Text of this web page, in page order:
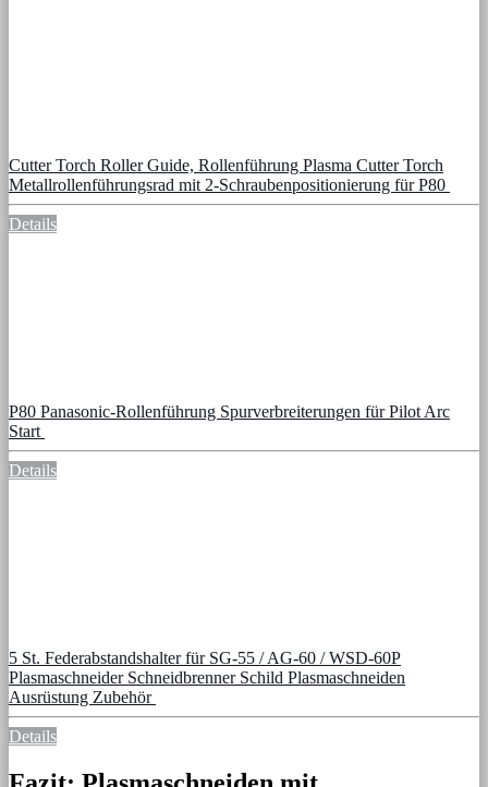
Cutter Torch Roller Guide, Rollenführung Plasma Cutter Torch
Metallrollenführungsrad mit 2-Schraubenpositionierung für P80
Details
P80 Panasonic-Rollenführung Spurverbreiterungen für Pilot Arc
Start
Details
5 St. Federabstandshalter für SG-55 / AG-60 / WSD-60P
Plasmaschneider Schneidbrenner Schild Plasmaschneiden
Ausrüstung Zubehör
Details